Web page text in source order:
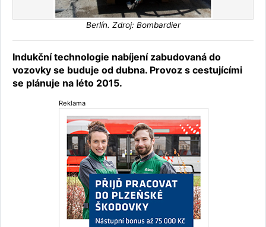
Berlín. Zdroj: Bombardier
Indukční technologie nabíjení zabudovaná do
vozovky se buduje od dubna. Provoz s cestujícími
se plánuje na léto 2015.
Reklama